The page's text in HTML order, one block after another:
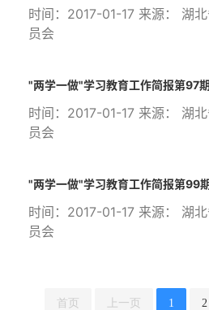
时间：2017-01-17 来源： 湖
员会
时间：2017-01-17 来源： 湖
员会
时间：2017-01-17 来源： 湖
员会
首页 上一页 1 2